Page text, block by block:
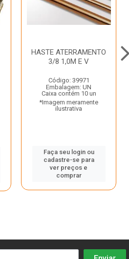
HASTE ATERRAMENTO
3/8 1,0M E V
Código: 39971
Embalagem: UN
Caixa contém 10 un
*Imagem meramente
ilustrativa
Faça seu login ou
cadastre-se para
ver preços e
comprar